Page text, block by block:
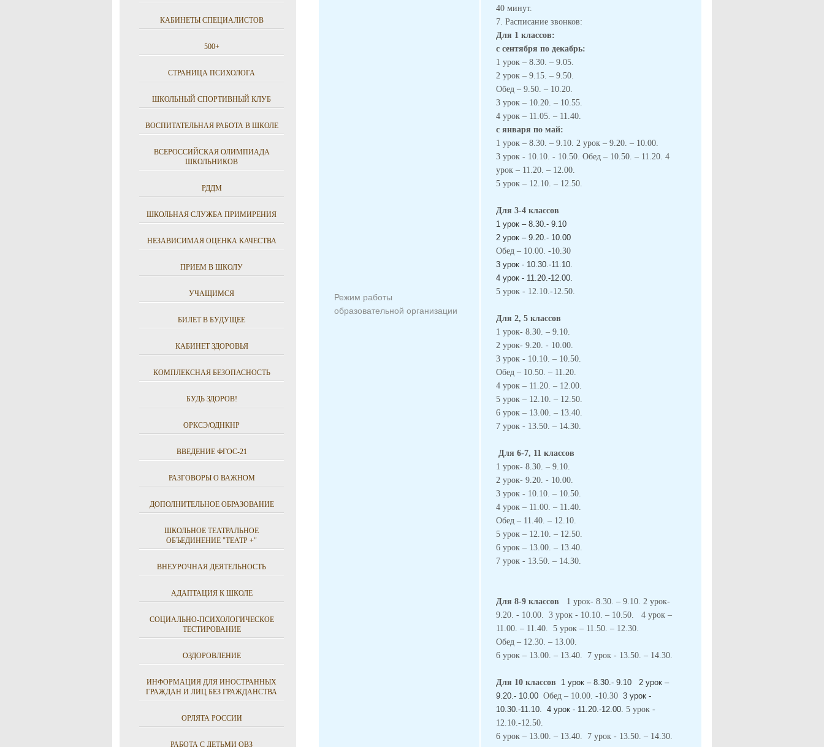
Режим работы
образовательной организации
40 минут.
7. Расписание звонков:
Для 1 классов:
с сентября по декабрь:
1 урок – 8.30. – 9.05.
2 урок – 9.15. – 9.50.
Обед – 9.50. – 10.20.
3 урок – 10.20. – 10.55.
4 урок – 11.05. – 11.40.
с января по май:
1 урок – 8.30. – 9.10. 2 урок – 9.20. – 10.00.
3 урок - 10.10. - 10.50. Обед – 10.50. – 11.20. 4
урок – 11.20. – 12.00.
5 урок – 12.10. – 12.50.
Для 3-4 классов
1 урок – 8.30.- 9.10
2 урок – 9.20.- 10.00
5 урок - 12.10.-12.50.
Для 2, 5 классов
1 урок- 8.30. – 9.10.
2 урок- 9.20. - 10.00.
3 урок - 10.10. – 10.50.
Обед – 10.50. – 11.20.
4 урок – 11.20. – 12.00.
5 урок – 12.10. – 12.50.
6 урок – 13.00. – 13.40.
7 урок - 13.50. – 14.30.
Для 6-7, 11 классов
1 урок- 8.30. – 9.10.
2 урок- 9.20. - 10.00.
3 урок - 10.10. – 10.50.
4 урок – 11.00. – 11.40.
Обед – 11.40. – 12.10.
5 урок – 12.10. – 12.50.
6 урок – 13.00. – 13.40.
7 урок - 13.50. – 14.30.
Для 8-9 классов
1 урок- 8.30. – 9.10. 2 урок-
9.20. - 10.00. 3 урок - 10.10. – 10.50. 4 урок –
11.00. – 11.40. 5 урок – 11.50. – 12.30.
Обед – 12.30. – 13.00.
6 урок – 13.00. – 13.40. 7 урок - 13.50. – 14.30.
Для 10 классов 1 урок – 8.30.- 9.10
2 урок –
9.20.- 10.00 Обед – 10.00. -10.30 3 урок -
10.30.-11.10. 4 урок - 11.20.-12.00. 5 урок -
12.10.-12.50.
6 урок – 13.00. – 13.40. 7 урок - 13.50. – 14.30.
КАБИНЕТЫ СПЕЦИАЛИСТОВ
500+
СТРАНИЦА ПСИХОЛОГА
ШКОЛЬНЫЙ СПОРТИВНЫЙ КЛУБ
ВОСПИТАТЕЛЬНАЯ РАБОТА В ШКОЛЕ
ВСЕРОССИЙСКАЯ ОЛИМПИАДА
ШКОЛЬНИКОВ
РДДМ
ШКОЛЬНАЯ СЛУЖБА ПРИМИРЕНИЯ
НЕЗАВИСИМАЯ ОЦЕНКА КАЧЕСТВА
ПРИЕМ В ШКОЛУ
УЧАЩИМСЯ
БИЛЕТ В БУДУЩЕЕ
КАБИНЕТ ЗДОРОВЬЯ
КОМПЛЕКСНАЯ БЕЗОПАСНОСТЬ
БУДЬ ЗДОРОВ!
ОРКСЭ/ОДНКНР
ВВЕДЕНИЕ ФГОС-21
РАЗГОВОРЫ О ВАЖНОМ
ДОПОЛНИТЕЛЬНОЕ ОБРАЗОВАНИЕ
ШКОЛЬНОЕ ТЕАТРАЛЬНОЕ
ОБЪЕДИНЕНИЕ "ТЕАТР +"
ВНЕУРОЧНАЯ ДЕЯТЕЛЬНОСТЬ
АДАПТАЦИЯ К ШКОЛЕ
СОЦИАЛЬНО-ПСИХОЛОГИЧЕСКОЕ
ТЕСТИРОВАНИЕ
ОЗДОРОВЛЕНИЕ
ИНФОРМАЦИЯ ДЛЯ ИНОСТРАННЫХ
ГРАЖДАН И ЛИЦ БЕЗ ГРАЖДАНСТВА
ОРЛЯТА РОССИИ
РАБОТА С ДЕТЬМИ ОВЗ